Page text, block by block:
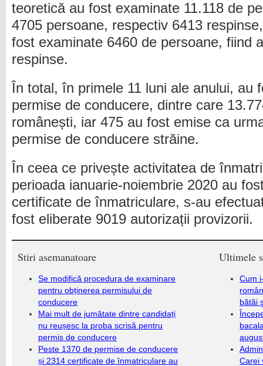
teoretică au fost examinate 11.118 de
4705 persoane, respectiv 6413
fost examinate 6460 de persoane, fiind
respinse.
În total, în primele 11 luni ale anului, au
permise de conducere, dintre care
românești, iar 475 au fost emise ca
permise de conducere străine.
În ceea ce privește activitatea de
perioada ianuarie-noiembrie 2020 au
certificate de înmatriculare, s-au
fost eliberate 9019 autorizații provizorii.
Stiri asemanatoare
Se modifică procedura de examinare
pentru obținerea permisului de
conducere
Mai mult de jumătate dintre candidați
nu reușesc la proba scrisă pentru
permis de conducere
Peste 1370 de permise de conducere
și 2314 certificate de înmatriculare au
Ultimele
Cum
bătăi
Carei